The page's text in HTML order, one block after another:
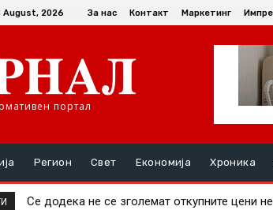
August, 2026 За нас Контакт Маркетинг
портал
Регион Свет Економија Хроника
Се додека не се зголемат откупните цени не
Да се купи или да се прави ајвар – што за